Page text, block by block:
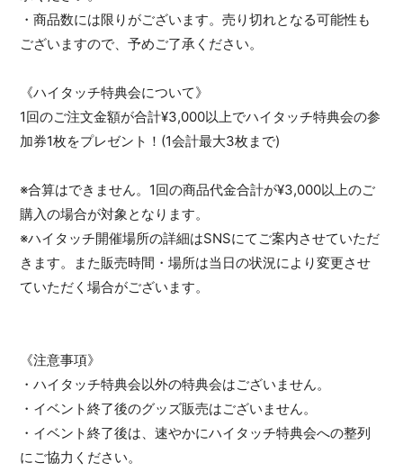
・商品数には限りがございます。売り切れとなる可能性も
ございますので、予めご了承ください。
《ハイタッチ特典会について》
1回のご注文金額が合計¥3,000以上でハイタッチ特典会の参
加券1枚をプレゼント！(1会計最大3枚まで)
※合算はできません。1回の商品代金合計が¥3,000以上のご
購入の場合が対象となります。
※ハイタッチ開催場所の詳細はSNSにてご案内させていただ
きます。また販売時間・場所は当日の状況により変更させ
ていただく場合がございます。
《注意事項》
・ハイタッチ特典会以外の特典会はございません。
・イベント終了後のグッズ販売はございません。
・イベント終了後は、速やかにハイタッチ特典会への整列
にご協力ください。